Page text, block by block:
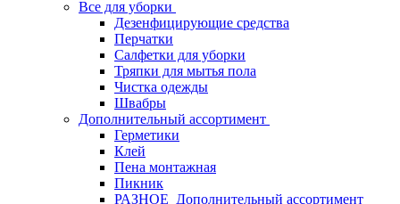
Все для уборки
Дезенфицирующие средства
Перчатки
Салфетки для уборки
Тряпки для мытья пола
Чистка одежды
Швабры
Дополнительный ассортимент
Герметики
Клей
Пена монтажная
Пикник
РАЗНОЕ_Дополнительный ассортимент